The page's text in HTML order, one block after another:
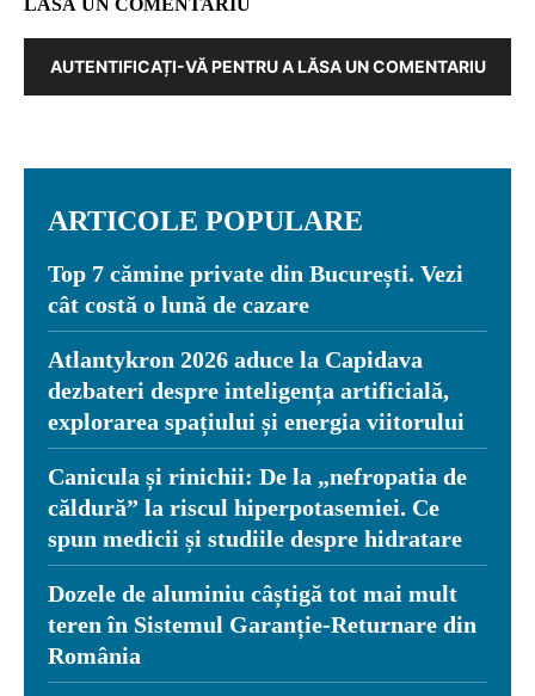
AUTENTIFICAȚI-VĂ PENTRU A LĂSA UN COMENTARIU
ARTICOLE POPULARE
Top 7 cămine private din București. Vezi
cât costă o lună de cazare
Atlantykron 2026 aduce la Capidava
dezbateri despre inteligența artificială,
explorarea spațiului și energia viitorului
Canicula și rinichii: De la „nefropatia de
căldură” la riscul hiperpotasemiei. Ce
spun medicii și studiile despre hidratare
Dozele de aluminiu câștigă tot mai mult
teren în Sistemul Garanție-Returnare din
România